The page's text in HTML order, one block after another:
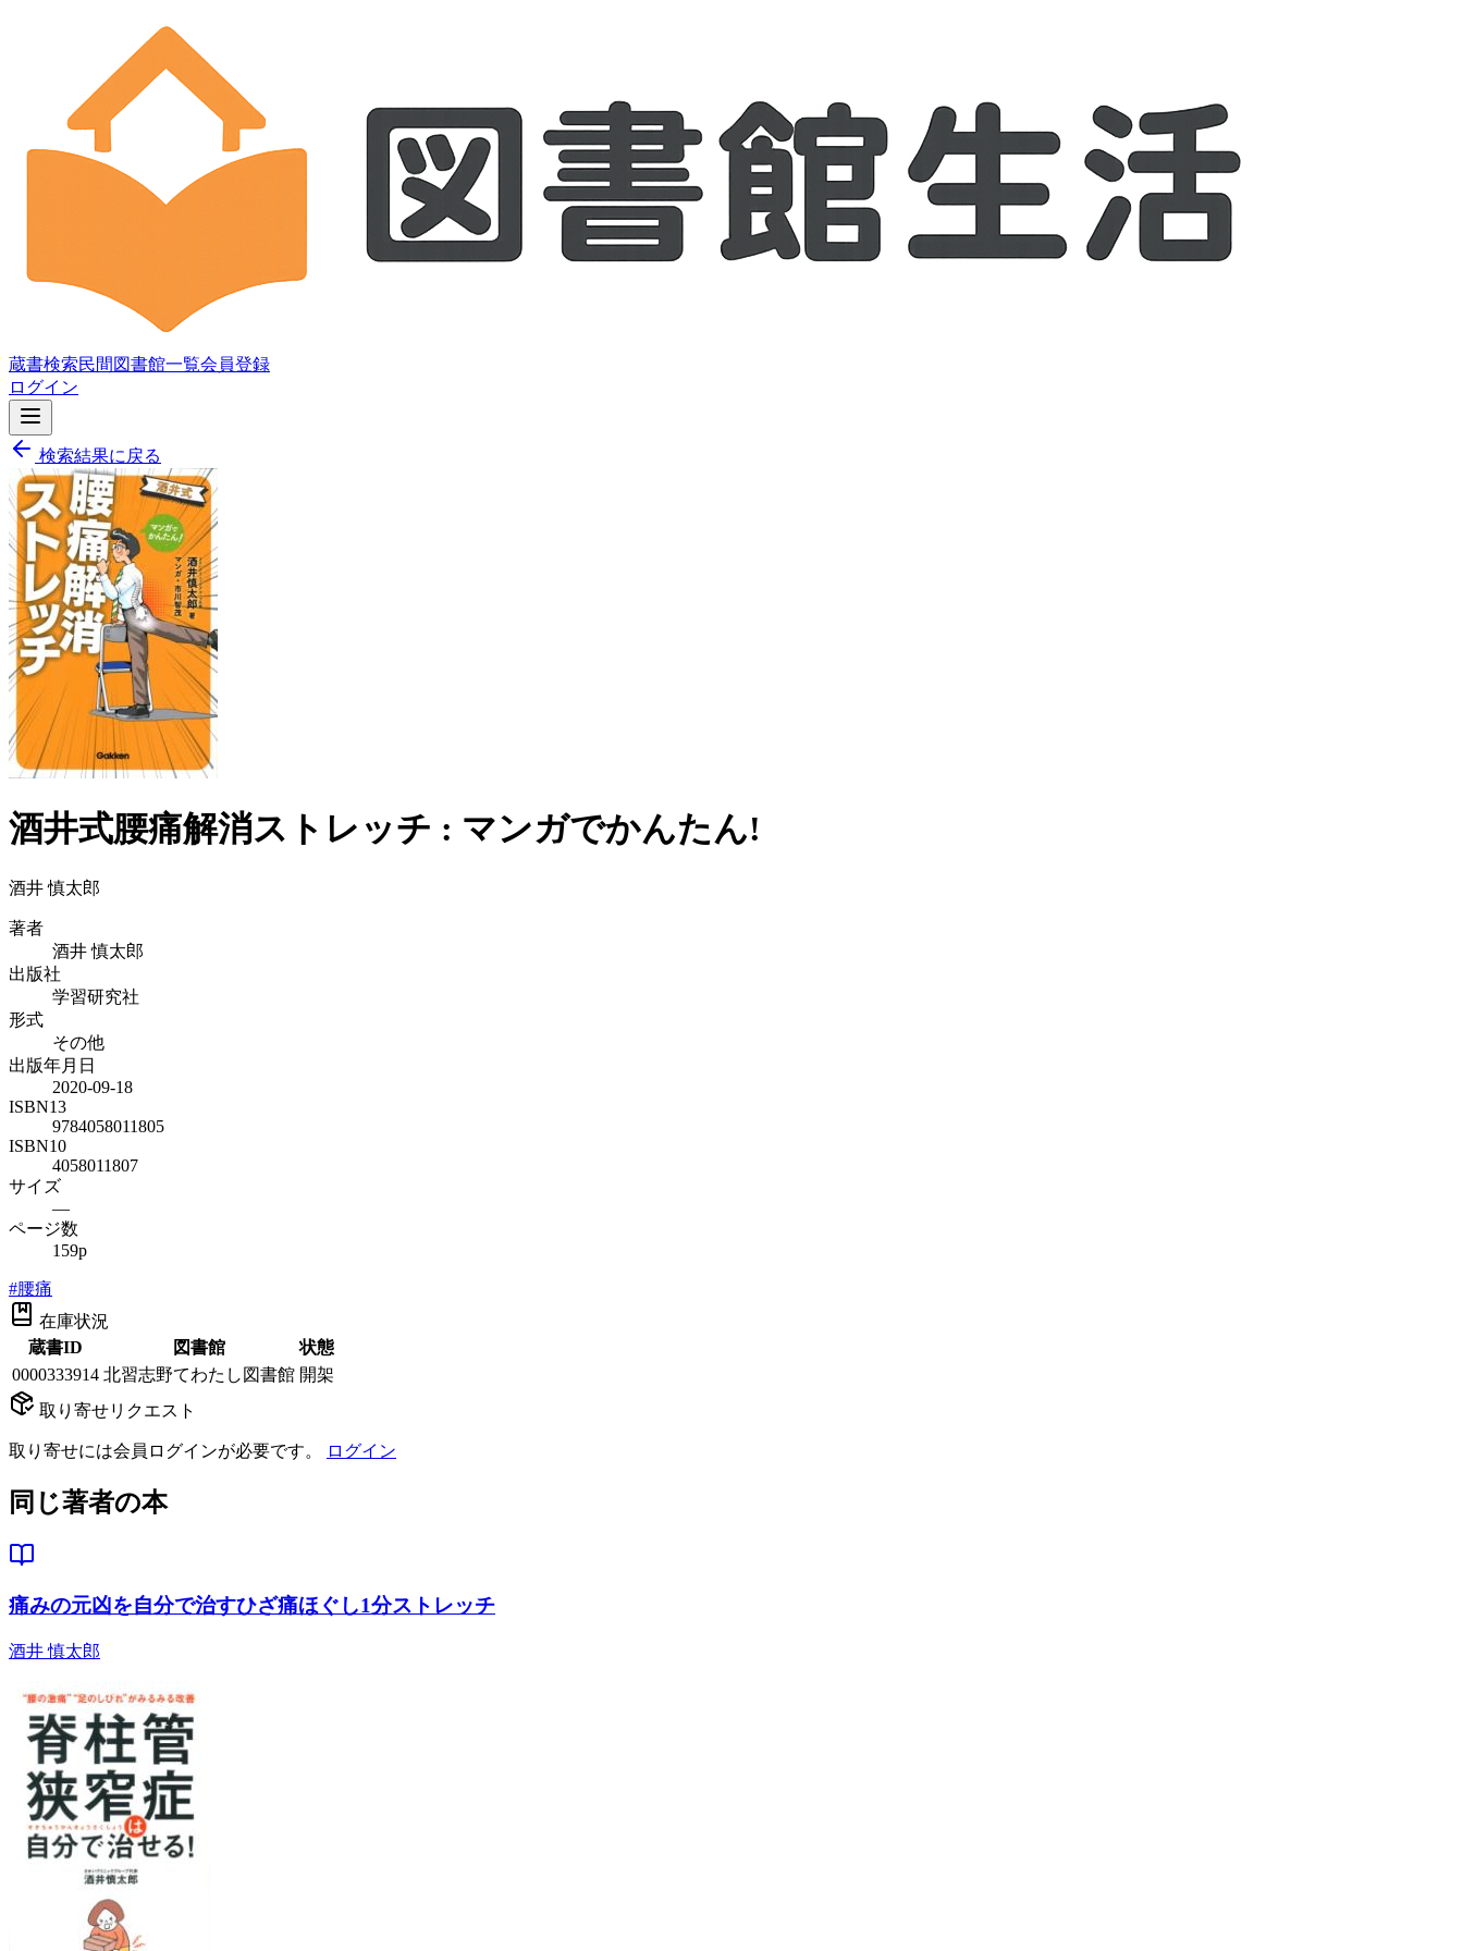
蔵書検索民間図書館一覧会員登録
ログイン
検索結果に戻る
酒井式腰痛解消ストレッチ : マンガでかんたん!
酒井 慎太郎
著者
酒井 慎太郎
出版社
学習研究社
形式
その他
出版年月日
2020-09-18
ISBN13
9784058011805
ISBN10
4058011807
サイズ
—
ページ数
159p
#腰痛
在庫状況
蔵書ID
図書館
状態
0000333914 北習志野てわたし図書館 開架
取り寄せリクエスト
取り寄せには会員ログインが必要です。 ログイン
同じ著者の本
痛みの元凶を自分で治すひざ痛ほぐし1分ストレッチ
酒井 慎太郎